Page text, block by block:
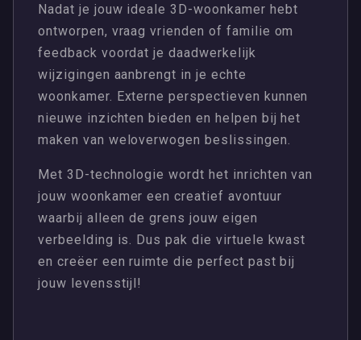
Nadat je jouw ideale 3D-woonkamer hebt
ontworpen, vraag vrienden of familie om
feedback voordat je daadwerkelijk
wijzigingen aanbrengt in je echte
woonkamer. Externe perspectieven kunnen
nieuwe inzichten bieden en helpen bij het
maken van weloverwogen beslissingen.
Met 3D-technologie wordt het inrichten van
jouw woonkamer een creatief avontuur
waarbij alleen de grens jouw eigen
verbeelding is. Dus pak die virtuele kwast
en creëer een ruimte die perfect past bij
jouw levensstijl!